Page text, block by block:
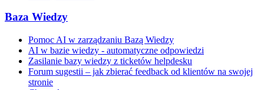
Baza Wiedzy
Pomoc AI w zarządzaniu Bazą Wiedzy
AI w bazie wiedzy - automatyczne odpowiedzi
Zasilanie bazy wiedzy z ticketów helpdesku
Forum sugestii – jak zbierać feedback od klientów na swojej
stronie